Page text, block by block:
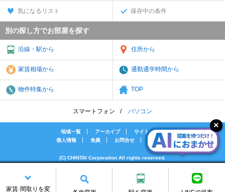
家賃·間取りを変
気になるリスト 保存中の条件
別の探し方でお部屋を探す
沿線・駅から 住所から
家賃相場から 通勤通学時間から
物件特集から TOP
スマートフォン パソコン
地域一覧 アーカイブ
サイトマップ
個人情報
免責 お問合せ 会社案内
(C) CHINTAI Corporation All rights reserved.
[PR]賃貸物件の疑問解決！教えてエイブルAGENT
[PR]賃貸生活の工夫を紹介！CHINTAI情報局
[PR]女性の賃貸生活を応援！Woman.CHINTAI